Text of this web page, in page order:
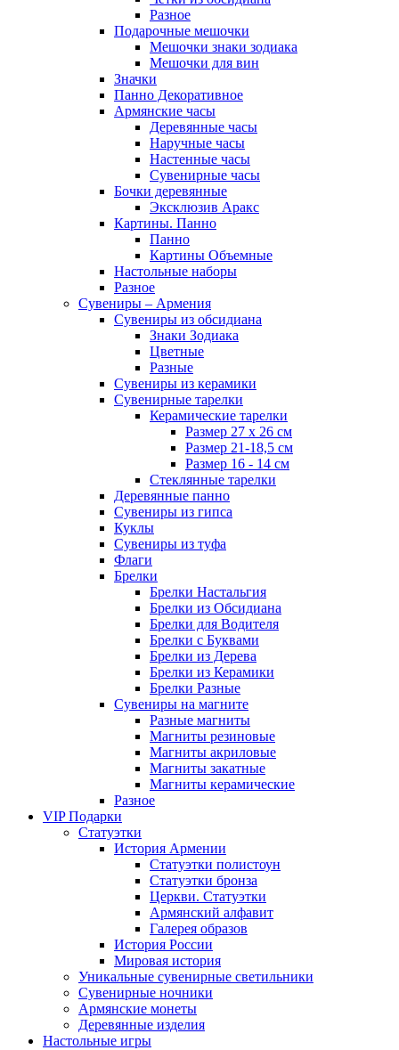
Разное
Подарочные мешочки
Мешочки знаки зодиака
Мешочки для вин
Значки
Панно Декоративное
Армянские часы
Деревянные часы
Наручные часы
Настенные часы
Сувенирные часы
Бочки деревянные
Эксклюзив Аракс
Картины. Панно
Панно
Картины Объемные
Настольные наборы
Разное
Сувениры – Армения
Сувениры из обсидиана
Знаки Зодиака
Цветные
Разные
Сувениры из керамики
Сувенирные тарелки
Керамические тарелки
Размер 27 х 26 см
Размер 21-18,5 см
Размер 16 - 14 см
Стеклянные тарелки
Деревянные панно
Сувениры из гипса
Куклы
Сувениры из туфа
Флаги
Брелки
Брелки Настальгия
Брелки из Обсидиана
Брелки для Водителя
Брелки с Буквами
Брелки из Дерева
Брелки из Керамики
Брелки Разные
Сувениры на магните
Разные магниты
Магниты резиновые
Магниты акриловые
Магниты закатные
Магниты керамические
Разное
VIP Подарки
Статуэтки
История Армении
Статуэтки полистоун
Статуэтки бронза
Церкви. Статуэтки
Армянский алфавит
Галерея образов
История России
Мировая история
Уникальные сувенирные светильники
Сувенирные ночники
Армянские монеты
Деревянные изделия
Настольные игры